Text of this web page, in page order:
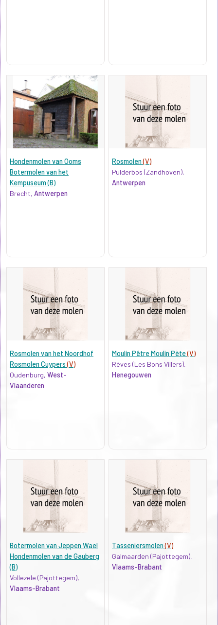
Hondenmolen van Ooms
Botermolen van het
Kempuseum (B)
Brecht, Antwerpen
Rosmolen(V)
Pulderbos (Zandhoven),
Antwerpen
Rosmolen van het Noordhof
Rosmolen Cuypers(V)
Oudenburg, West-
Vlaanderen
Moulin Pêtre Moulin Pète(V)
Rèves (Les Bons Villers),
Henegouwen
Botermolen van Jeppen Wael
Hondenmolen van de Gauberg
(B)
Vollezele (Pajottegem),
Vlaams-Brabant
Tasseniersmolen(V)
Galmaarden (Pajottegem),
Vlaams-Brabant